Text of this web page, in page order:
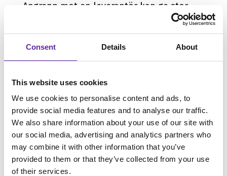
Consent Details About
This website uses cookies
We use cookies to personalise content and ads, to
provide social media features and to analyse our traffic.
We also share information about your use of our site with
our social media, advertising and analytics partners who
may combine it with other information that you’ve
provided to them or that they’ve collected from your use
of their services.
Angrepp mot en leverantör kan ge stor
spridning och samtidigt pressa flera
organisationer.
balansgången mellan samarbete och
kontrollerat förtroende.
#5 När åtkomstkontrollen faller
De flesta ransomware-incidenter börjar
med phishing och